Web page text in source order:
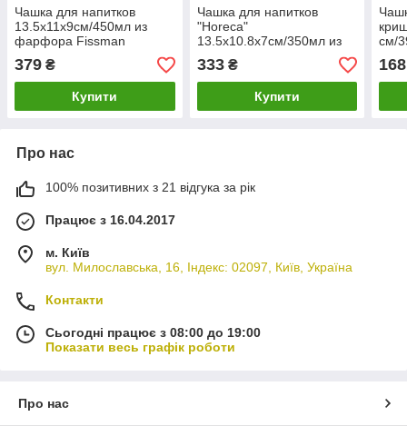
Чашка для напитков
13.5х11х9см/450мл из
фарфора Fissman
379 ₴
Купити
Чашка для напитков
"Horeca"
13.5х10.8х7см/350мл из
фарфора Fissman
333₴
Купити
см/
168
Про нас
100% позитивних з 21 відгука за рік
Працює з 16.04.2017
м. Київ
вул. Милославська, 16, Індекс: 02097, Київ, Україна
Контакти
Сьогодні працює з 08:00 до 19:00
Показати весь графік роботи
Про нас